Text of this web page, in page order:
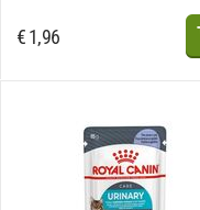
€1,96